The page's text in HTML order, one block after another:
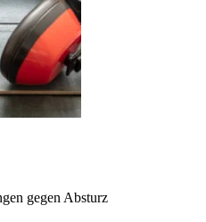
gegen Absturz